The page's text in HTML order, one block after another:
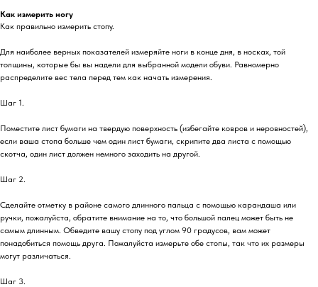
Как измерить ногу
Как правильно измерить стопу.
Для наиболее верных показателей измеряйте ноги в конце дня, в носках, той
толщины, которые бы вы надели для выбранной модели обуви. Равномерно
распределите вес тела перед тем как начать измерения.
Шаг 1.
Поместите лист бумаги на твердую поверхность (избегайте ковров и неровностей),
если ваша стопа больше чем один лист бумаги, скрипите два листа с помощью
скотча, один лист должен немного заходить на другой.
Шаг 2.
Сделайте отметку в районе самого длинного пальца с помощью карандаша или
ручки, пожалуйста, обратите внимание на то, что большой палец может быть не
самым длинным. Обведите вашу стопу под углом 90 градусов, вам может
понадобиться помощь друга. Пожалуйста измерьте обе стопы, так что их размеры
могут различаться.
Шаг 3.